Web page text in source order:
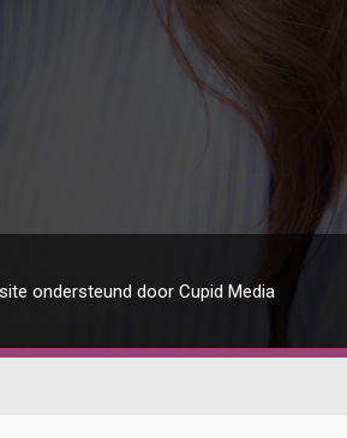
ondersteund door Cupid Media